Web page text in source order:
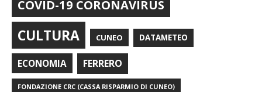
COVID-19 CORONAVIRUS
CULTURA CUNEO DATAMETEO
ECONOMIA FERRERO
FONDAZIONE CRC (CASSA RISPARMIO DI CUNEO)